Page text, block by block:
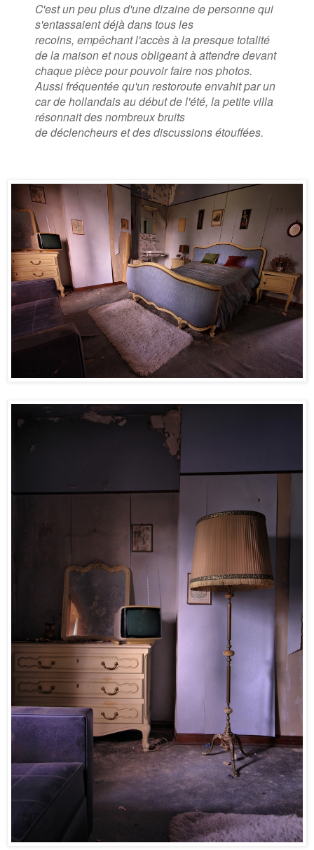
C'est un peu plus d'une dizaine de personne qui
s'entassaient déjà dans tous les
recoins, empêchant l'accès à la presque totalité
de la maison et nous obligeant à attendre devant
chaque pièce pour pouvoir fairenos photos.
Aussi fréquentée qu'un restoroute envahit par un
car de hollandais au début de l'été, la petite villa
résonnait desnombreux bruits
de déclencheurs et des discussions étouffées.